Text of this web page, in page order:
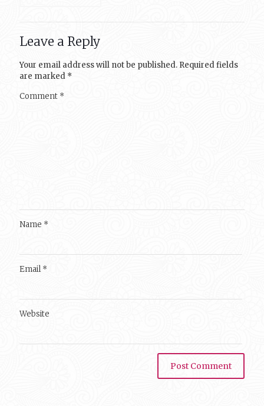
Leave a Reply
Your email address will not be published. Required fields
are marked *
Comment *
Name *
Email*
Website